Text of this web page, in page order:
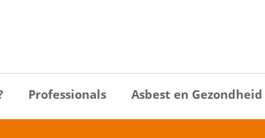
Professionals Asbest en Gezondheid